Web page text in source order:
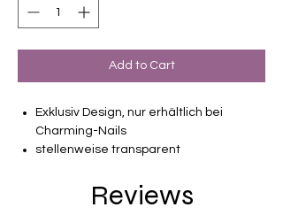
Add to Cart
Exklusiv Design, nur erhältlich bei
Charming-Nails
stellenweise transparent
von unterschiedlicher Grösse (8.4mm –
Reviews